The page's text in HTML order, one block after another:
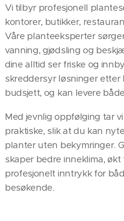
Vi tilbyr profesjonell
kontorer, butikker,
Våre planteeksperter
vanning, gjødsling og
dine alltid ser friske og
skreddersyr løsninger etter
budsjett, og kan levere
Med jevnlig oppfølging tar
praktiske, slik at du kan
planter uten bekymringer.
skaper bedre inneklima,
profesjonelt inntrykk for
besøkende.